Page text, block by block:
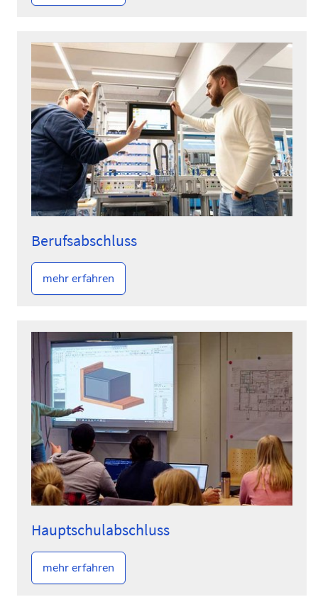
Berufsabschluss
mehr erfahren
Hauptschulabschluss
mehr erfahren